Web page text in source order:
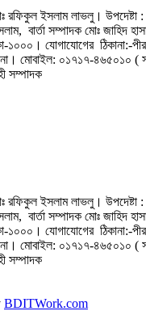
ইসলাম লাভলু। উপদেষ্টা :
বার্তা সম্পাদক মোঃ জাহিদ
১০০০। যোগাযোগের ঠিকানা:-
মোবাইল: ০১৭১৭-৪৬৫০১০ (
সম্পাদক
ইসলাম লাভলু। উপদেষ্টা :
বার্তা সম্পাদক মোঃ জাহিদ
১০০০। যোগাযোগের ঠিকানা:-
মোবাইল: ০১৭১৭-৪৬৫০১০ (
সম্পাদক
BDITWork.com